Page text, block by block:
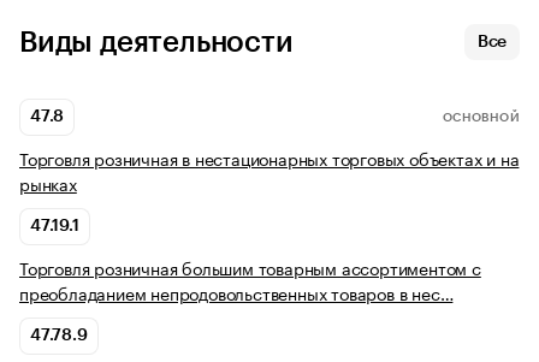
Виды деятельности Все
47.8 ОСНОВНОЙ
Торговля розничная в нестационарных торговых объектах и на
рынках
47.19.1
Торговля розничная большим товарным ассортиментом с
преобладанием непродовольственных товаров в нес…
47.78.9